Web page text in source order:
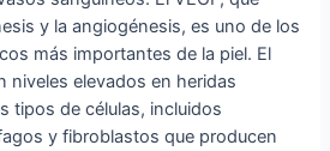
y la angiogénesis, es uno de los
más importantes de la piel. El
niveles elevados en heridas
tipos de células, incluidos
y fibroblastos que producen